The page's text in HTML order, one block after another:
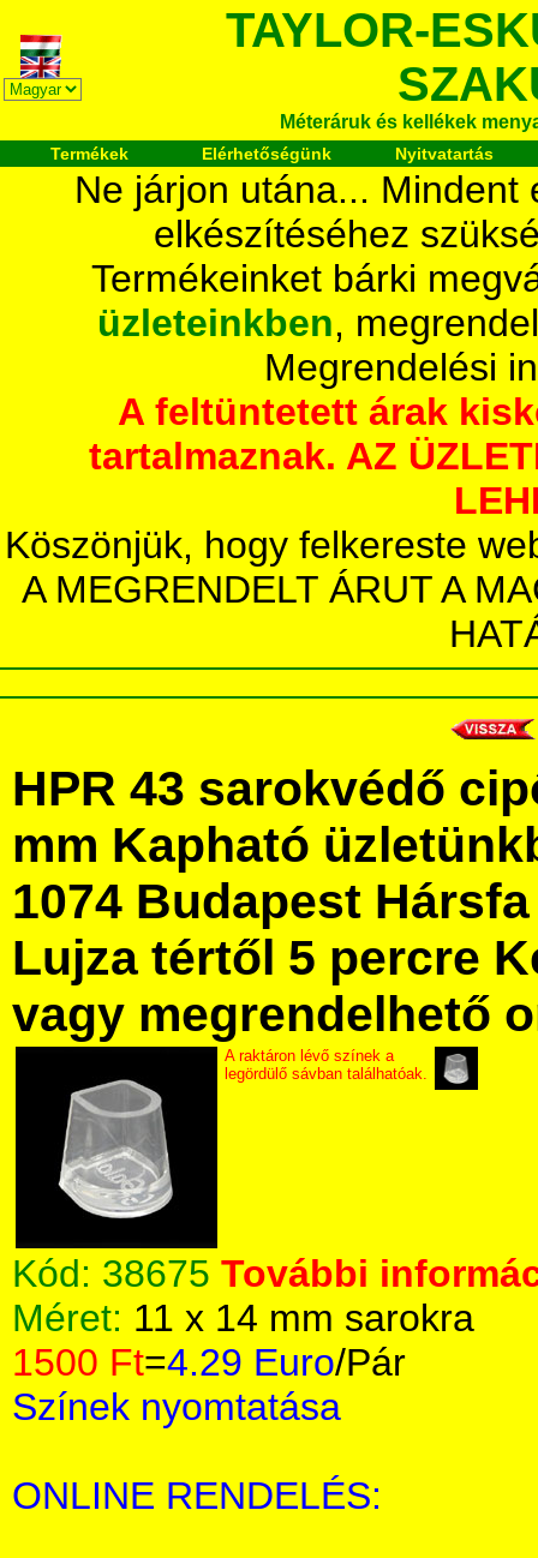
TAYLOR-
Méteráruk és kellékek
Termékek Elérhetőségünk Nyitvatartás
Ne járjon utána...
elkészítéséhez
Termékeinket bárki
üzleteinkben,
Megrendelési
A feltüntetett árak
tartalmaznak. AZ
Köszönjük, hogy felkereste
A MEGRENDELT ÁRUT A
HPR 43 sarokvédő
mm Kapható
1074 Budapest
Lujza tértől 5 percre
vagy megrendelhető
A raktáron lévő színek a
legördülő sávban találhatóak.
Kód: 38675 További
Méret: 11 x 14 mm sarokra
1500 Ft=4.29 Euro/Pár
Színek nyomtatása
ONLINE RENDELÉS: